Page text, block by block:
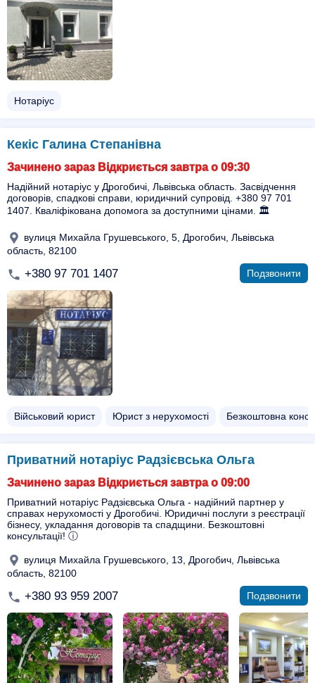
Нотаріус
Кекіс Галина Степанівна
Зачинено зараз Відкриється завтра о 09:30
Надійний нотаріус у Дрогобичі, Львівська область. Засвідчення
договорів, спадкові справи, юридичний супровід. +380 97 701
1407. Кваліфікована допомога за доступними цінами. 🏛️
вулиця Михайла Грушевського, 5, Дрогобич, Львівська
область, 82100
+380 97 701 1407 Подзвонити
Військовий юрист Юрист з нерухомості Безкоштовна
Приватний нотаріус Радзієвська Ольга
Зачинено зараз Відкриється завтра о 09:00
Приватний нотаріус Радзієвська Ольга - надійний партнер у
справах нерухомості у Дрогобичі. Юридичні послуги з реєстрації
бізнесу, укладання договорів та спадщини. Безкоштовні
консультації! ⓘ
вулиця Михайла Грушевського, 13, Дрогобич, Львівська
область, 82100
+380 93 959 2007 Подзвонити